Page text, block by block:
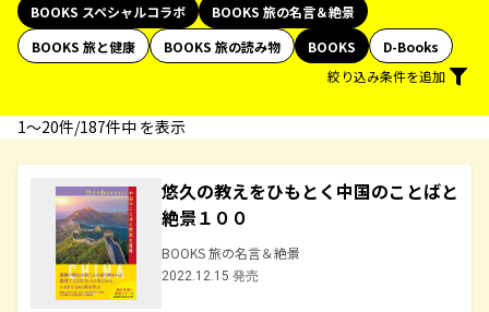
BOOKS スペシャルコラボ
BOOKS 旅の名言＆絶景
BOOKS 旅と健康
BOOKS 旅の読み物 BOOKS
D-Books
絞り込み条件を追加
1〜20件/187件中 を表示
悠久の教えをひもとく中国のことばと
絶景１００
BOOKS 旅の名言＆絶景
2022.12.15 発売